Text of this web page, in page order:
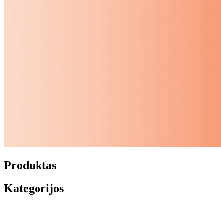
Produktas
Kategorijos